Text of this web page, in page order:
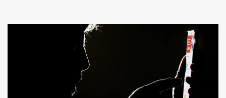
começado dentro do estabelecimento e se estendido para a área
externa, quando dois homens armados passaram a efetuar
diversos disparos. Duas vítimas morreram ainda no local. Outras
três pessoas foram baleadas e socorridas. Até o momento, não
foram divulgadas informações oficiais sobre o estado de saúde dos
feridos. Equipes da Polícia Militar de Santa Gertrudes atenderam a